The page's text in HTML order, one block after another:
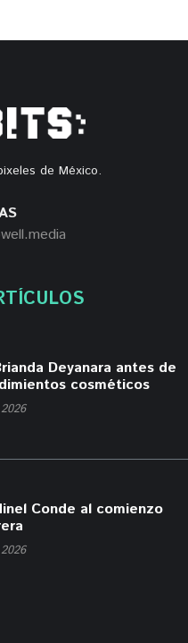
de México.
Deyanara antes de
cosméticos
Conde al comienzo